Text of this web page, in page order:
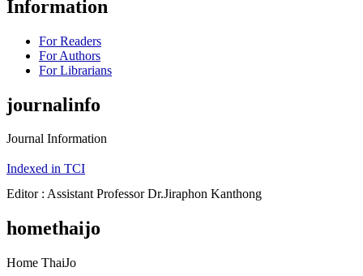
Information
For Readers
For Authors
For Librarians
journalinfo
Journal Information
Indexed in TCI
Editor : Assistant Professor Dr.Jiraphon Kanthong
homethaijo
Home ThaiJo